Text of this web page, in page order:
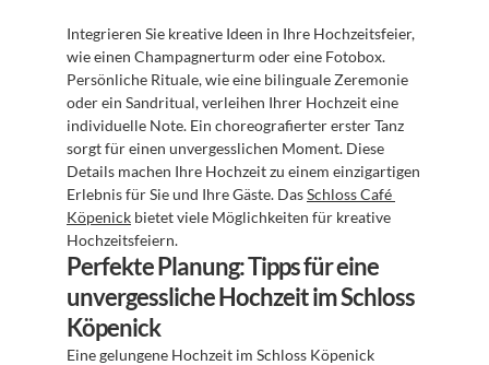
Integrieren Sie kreative Ideen in Ihre Hochzeitsfeier,
wie einen Champagnerturm oder eine Fotobox.
Persönliche Rituale, wie eine bilinguale Zeremonie
oder ein Sandritual, verleihen Ihrer Hochzeit eine
individuelle Note. Ein choreografierter erster Tanz
sorgt für einen unvergesslichen Moment. Diese
Details machen Ihre Hochzeit zu einem einzigartigen
Erlebnis für Sie und Ihre Gäste. Das Schloss Café
Köpenick bietet viele Möglichkeiten für kreative
Hochzeitsfeiern.
Perfekte Planung: Tipps für eine
unvergessliche Hochzeit im Schloss
Köpenick
Eine gelungene Hochzeit im Schloss Köpenick